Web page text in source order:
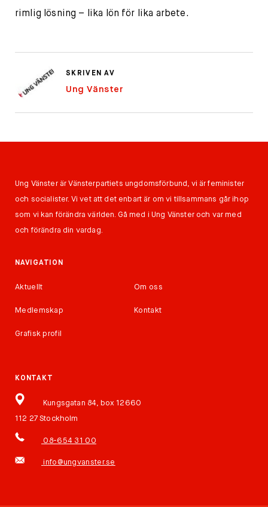
rimlig lösning – lika lön för lika arbete.
SKRIVEN AV
Ung Vänster
Ung Vänster är Vänsterpartiets ungdomsförbund, vi är feminister
och socialister. Vi vet att det enbart är om vi tillsammans går ihop
som vi kan förändra världen. Gå med i Ung Vänster och var med
och förändra din vardag.
NAVIGATION
Aktuellt Om oss
Medlemskap Kontakt
Grafisk profil
KONTAKT
Kungsgatan 84, box 12660
112 27 Stockholm
08-654 31 00
info@ungvanster.se